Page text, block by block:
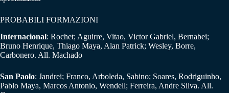
PROBABILI FORMAZIONI
Internacional: Rochet; Aguirre, Vitao, Victor Gabriel, Bernabei;
Bruno Henrique, Thiago Maya, Alan Patrick; Wesley, Borre,
Carbonero. All. Machado
San Paolo: Jandrei; Franco, Arboleda, Sabino; Soares, Rodriguinho,
Pablo Maya, Marcos Antonio, Wendell; Ferreira, Andre Silva. All.